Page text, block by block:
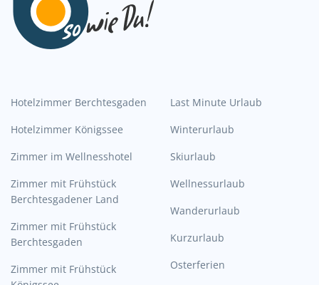
Hotelzimmer Berchtesgaden
Hotelzimmer Königssee
Zimmer im Wellnesshotel
Zimmer mit Frühstück
Berchtesgadener Land
Zimmer mit Frühstück
Berchtesgaden
Zimmer mit Frühstück
Last Minute Urlaub
Winterurlaub
Skiurlaub
Wellnessurlaub
Wanderurlaub
Kurzurlaub
Osterferien